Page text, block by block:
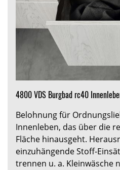
4800 VDS Burgbad rc40
Belohnung für
Innenleben, das über die
Fläche hinausgeht.
einzuhängende Stoff-
trennen u. a. Kleinwäsche